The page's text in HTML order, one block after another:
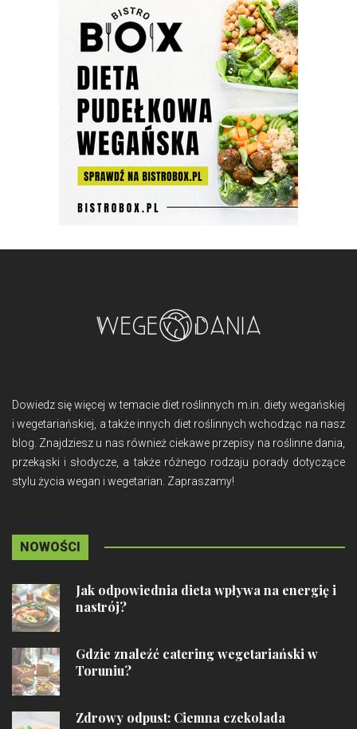
Dowiedz się więcej w temacie diet roślinnych m.in. diety wegańskiej
i wegetariańskiej, a także innych diet roślinnych wchodząc na nasz
blog. Znajdziesz u nas również ciekawe przepisy na roślinne dania,
przekąski i słodycze, a także różnego rodzaju porady dotyczące
stylu życia wegan i wegetarian. Zapraszamy!
NOWOŚCI
Jak odpowiednia dieta wpływa na energię i
nastrój?
Gdzie znaleźć catering wegetariański w
Toruniu?
Zdrowy odpust: Ciemna czekolada